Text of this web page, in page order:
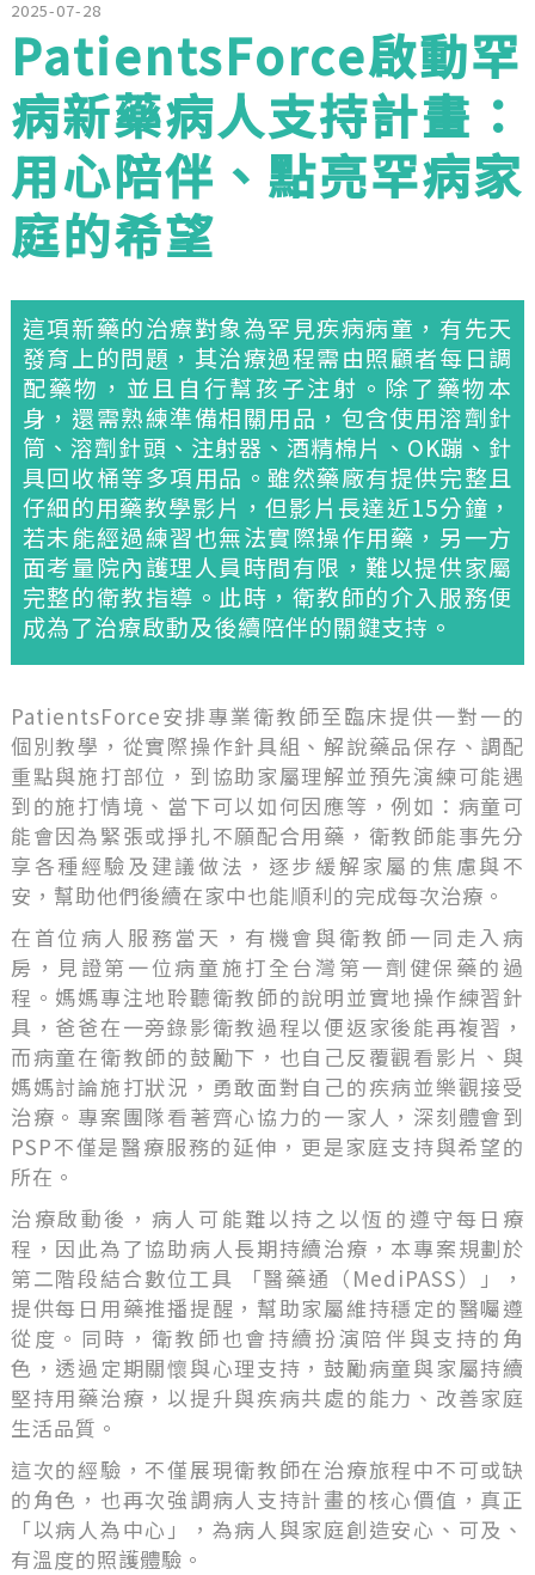
2025-07-28
PatientsForce啟動罕
病新藥病人支持計畫：
用心陪伴、點亮罕病家
庭的希望
這項新藥的治療對象為罕見疾病病童，有先天
發育上的問題，其治療過程需由照顧者每日調
配藥物，並且自行幫孩子注射。除了藥物本
身，還需熟練準備相關用品，包含使用溶劑針
筒、溶劑針頭、注射器、酒精棉片、OK蹦、針
具回收桶等多項用品。雖然藥廠有提供完整且
仔細的用藥教學影片，但影片長達近15分鐘，
若未能經過練習也無法實際操作用藥，另一方
面考量院內護理人員時間有限，難以提供家屬
完整的衛教指導。此時，衛教師的介入服務便
成為了治療啟動及後續陪伴的關鍵支持。
PatientsForce安排專業衛教師至臨床提供一對一的
個別教學，從實際操作針具組、解說藥品保存、調配
重點與施打部位，到協助家屬理解並預先演練可能遇
到的施打情境、當下可以如何因應等，例如：病童可
能會因為緊張或掙扎不願配合用藥，衛教師能事先分
享各種經驗及建議做法，逐步緩解家屬的焦慮與不
安，幫助他們後續在家中也能順利的完成每次治療。
在首位病人服務當天，有機會與衛教師一同走入病
房，見證第一位病童施打全台灣第一劑健保藥的過
程。媽媽專注地聆聽衛教師的說明並實地操作練習針
具，爸爸在一旁錄影衛教過程以便返家後能再複習，
而病童在衛教師的鼓勵下，也自己反覆觀看影片、與
媽媽討論施打狀況，勇敢面對自己的疾病並樂觀接受
治療。專案團隊看著齊心協力的一家人，深刻體會到
PSP不僅是醫療服務的延伸，更是家庭支持與希望的
所在。
治療啟動後，病人可能難以持之以恆的遵守每日療
程，因此為了協助病人長期持續治療，本專案規劃於
第二階段結合數位工具 「醫藥通（MediPASS）」，
提供每日用藥推播提醒，幫助家屬維持穩定的醫囑遵
從度。同時，衛教師也會持續扮演陪伴與支持的角
色，透過定期關懷與心理支持，鼓勵病童與家屬持續
堅持用藥治療，以提升與疾病共處的能力、改善家庭
生活品質。
這次的經驗，不僅展現衛教師在治療旅程中不可或缺
的角色，也再次強調病人支持計畫的核心價值，真正
「以病人為中心」，為病人與家庭創造安心、可及、
有溫度的照護體驗。